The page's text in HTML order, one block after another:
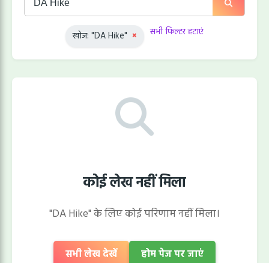
खोज: "DA Hike" × सभी फिल्टर हटाएं
कोई लेख नहीं मिला
"DA Hike" के लिए कोई परिणाम नहीं मिला।
सभी लेख देखें होम पेज पर जाएं